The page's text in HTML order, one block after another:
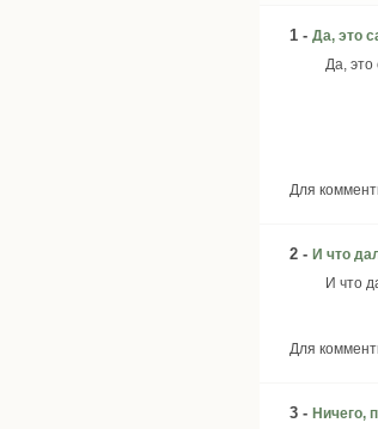
1 - Да, это
Да, это
Для
2 - И что
И что
Для
3 - Ничего,